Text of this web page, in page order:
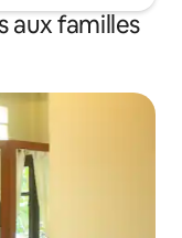
aux familles